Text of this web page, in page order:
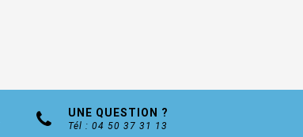
UNE QUESTION ?
Tél : 04 50 37 31 13